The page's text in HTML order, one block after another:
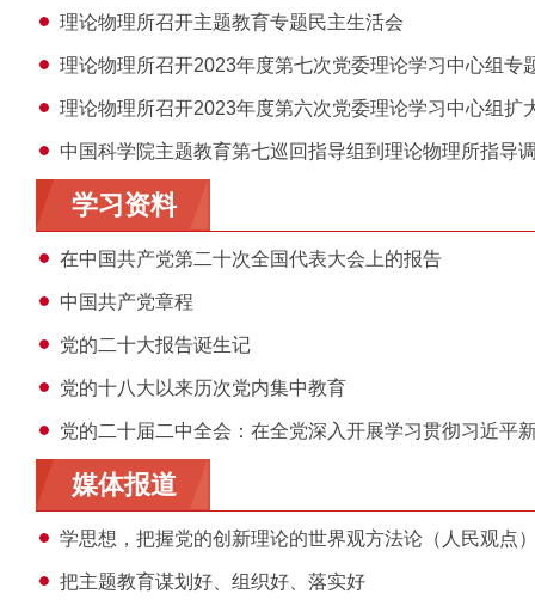
理论物理所召开主题教育专题民主生活会
理论物理所召开2023年度第七次党委理论学习中心组专
理论物理所召开2023年度第六次党委理论学习中心组扩
中国科学院主题教育第七巡回指导组到理论物理所指导
学习资料
在中国共产党第二十次全国代表大会上的报告
中国共产党章程
党的二十大报告诞生记
党的十八大以来历次党内集中教育
党的二十届二中全会：在全党深入开展学习贯彻习近平
媒体报道
学思想，把握党的创新理论的世界观方法论（人民观点
把主题教育谋划好、组织好、落实好